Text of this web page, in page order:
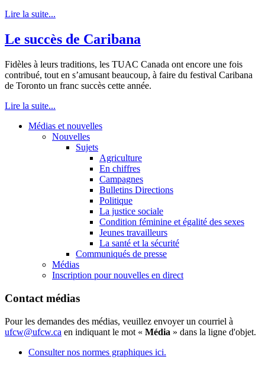
Lire la suite...
Le succès de Caribana
Fidèles à leurs traditions, les TUAC Canada ont encore une fois
contribué, tout en s’amusant beaucoup, à faire du festival Caribana
de Toronto un franc succès cette année.
Lire la suite...
Médias et nouvelles
Nouvelles
Sujets
Agriculture
En chiffres
Campagnes
Bulletins Directions
Politique
La justice sociale
Condition féminine et égalité des sexes
Jeunes travailleurs
La santé et la sécurité
Communiqués de presse
Médias
Inscription pour nouvelles en direct
Contact médias
Pour les demandes des médias, veuillez envoyer un courriel à
ufcw@ufcw.ca en indiquant le mot « Média » dans la ligne d'objet.
Consulter nos normes graphiques ici.